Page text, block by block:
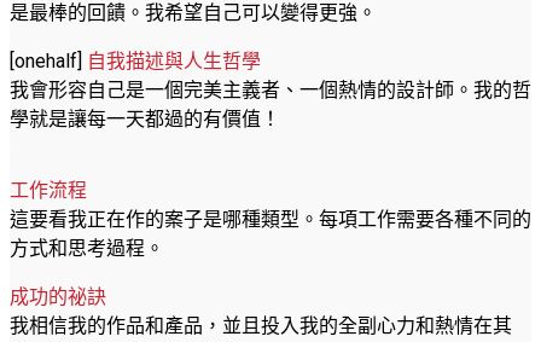
是最棒的回饋。我希望自己可以變得更強。
[onehalf] 自我描述與人生哲學
我會形容自己是一個完美主義者、一個熱情的設計師。我的哲
學就是讓每一天都過的有價值！
工作流程
這要看我正在作的案子是哪種類型。每項工作需要各種不同的
方式和思考過程。
成功的祕訣
我相信我的作品和產品，並且投入我的全副心力和熱情在其